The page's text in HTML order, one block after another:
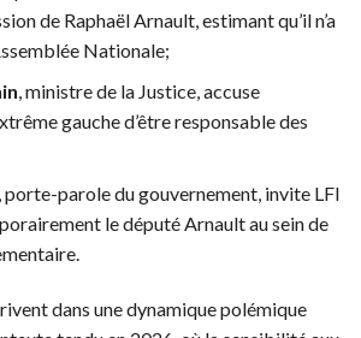
de Raphaël Arnault, estimant qu’il n’a
Nationale;
, ministre de la Justice, accuse
gauche d’être responsable des
, porte-parole du gouvernement, invite LFI
le député Arnault au sein de
dans une dynamique polémique